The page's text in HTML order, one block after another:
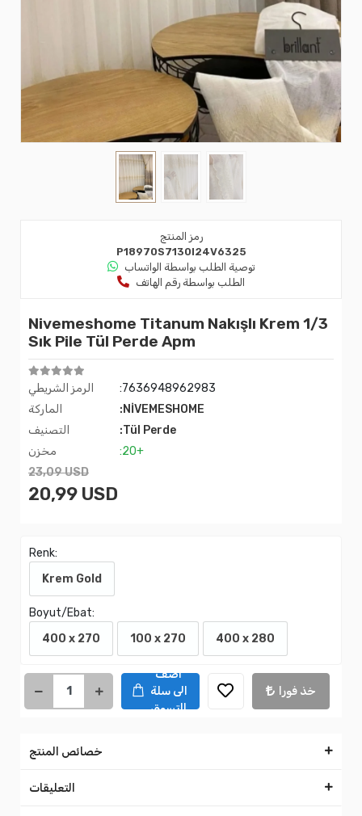
رمز المنتج
P18970S7130I24V6325
توصية الطلب بواسطة الواتساب
الطلب بواسطة رقم الهاتف
Nivemeshome Titanum Nakışlı Krem 1/3
Sık Pile Tül Perde Apm
الرمز الشريطي
:7636948962983
الماركة
:NİVEMESHOME
التصنيف
:Tül Perde
مخزن
:20+
23,09 USD
20,99 USD
Renk:
Krem Gold
Boyut/Ebat:
400 x 270
100 x 270 400 x 280
اضف
الى سلة
التسوق
خذ فورا
خصائص المنتج
التعليقات